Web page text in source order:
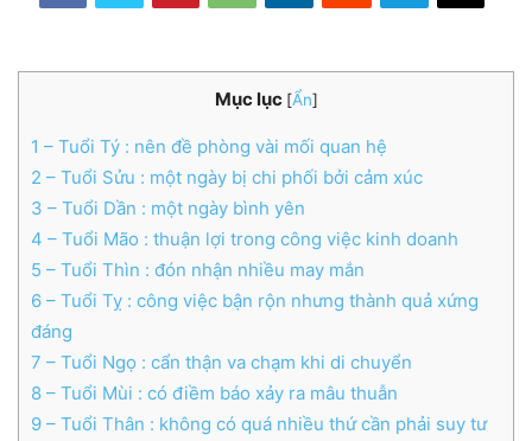
Mục lục [Ẩn]
1 – Tuổi Tý : nên đề phòng vài mối quan hệ
2 – Tuổi Sửu : một ngày bị chi phối bởi cảm xúc
3 – Tuổi Dần : một ngày bình yên
4 – Tuổi Mão : thuận lợi trong công việc kinh doanh
5 – Tuổi Thìn : đón nhận nhiều may mắn
6 – Tuổi Tỵ : công việc bận rộn nhưng thành quả xứng
đáng
7 – Tuổi Ngọ : cẩn thận va chạm khi di chuyển
8 – Tuổi Mùi : có điềm báo xảy ra mâu thuẫn
9 – Tuổi Thân : không có quá nhiều thứ cần phải suy tư